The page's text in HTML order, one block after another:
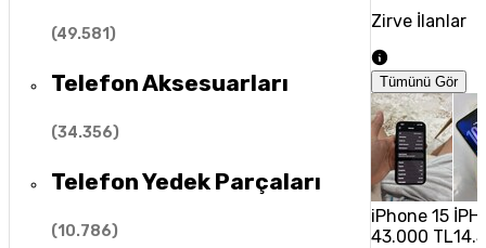
(49.581)
Telefon Aksesuarları
(34.356)
Telefon Yedek Parçaları
(10.786)
Zirve İlanlar
Tümünü Gör
iPhone 15
43.000 TL